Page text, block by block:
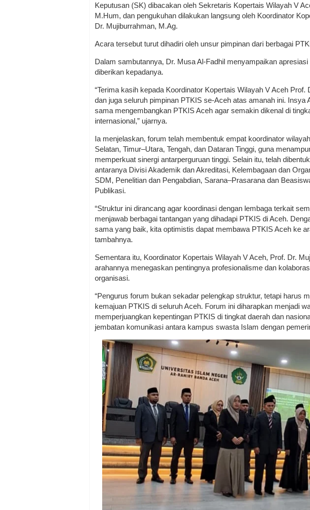
Keputusan (SK) dibacakan oleh Sekretaris Kopertais Wilayah V
M.Hum, dan pengukuhan dilakukan langsung oleh Koordinator
Dr. Mujiburrahman, M.Ag.
Acara tersebut turut dihadiri oleh unsur pimpinan dari berbagai
Dalam sambutannya, Dr. Musa Al-Fadhil menyampaikan
diberikan kepadanya.
“Terima kasih kepada Koordinator Kopertais Wilayah V Aceh Prof.
dan juga seluruh pimpinan PTKIS se-Aceh atas amanah ini. Insya
sama mengembangkan PTKIS Aceh agar semakin dikenal di
internasional,” ujarnya.
Ia menjelaskan, forum telah membentuk empat koordinator
Selatan, Timur–Utara, Tengah, dan Dataran Tinggi, guna
memperkuat sinergi antarperguruan tinggi. Selain itu, telah
antaranya Divisi Akademik dan Akreditasi, Kelembagaan dan
SDM, Penelitian dan Pengabdian, Sarana–Prasarana dan
Publikasi.
“Struktur ini dirancang agar koordinasi dengan lembaga terkait
menjawab berbagai tantangan yang dihadapi PTKIS di Aceh.
sama yang baik, kita optimistis dapat membawa PTKIS Aceh ke
tambahnya.
Sementara itu, Koordinator Kopertais Wilayah V Aceh, Prof. Dr.
arahannya menegaskan pentingnya profesionalisme dan
organisasi.
“Pengurus forum bukan sekadar pelengkap struktur, tetapi harus
kemajuan PTKIS di seluruh Aceh. Forum ini diharapkan menjadi
memperjuangkan kepentingan PTKIS di tingkat daerah dan
jembatan komunikasi antara kampus swasta Islam dengan